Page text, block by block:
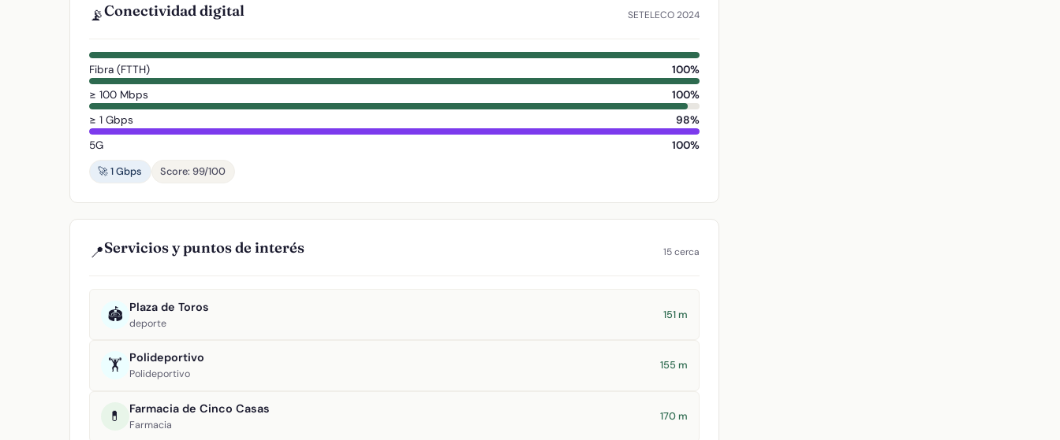
📡Conectividad digital SETELECO 2024
Fibra (FTTH)
100%
≥ 100 Mbps
100%
≥ 1 Gbps
98%
5G
100%
🚀 1 Gbps
Score: 99/100
📍Servicios y puntos de interés 15 cerca
🏟️ Plaza de Toros
deporte
151 m
🏋️ Polideportivo
Polideportivo
155 m
💊 Farmacia de Cinco Casas
Farmacia
170 m